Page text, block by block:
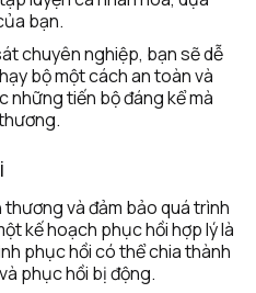
bạn.
chuyên nghiệp, bạn sẽ dễ
bộ một cách an toàn và
những tiến bộ đáng kể mà
và đảm bảo quá trình
kế hoạch phục hồi hợp lý là
phục hồi có thể chia thành
phục hồi bị động.